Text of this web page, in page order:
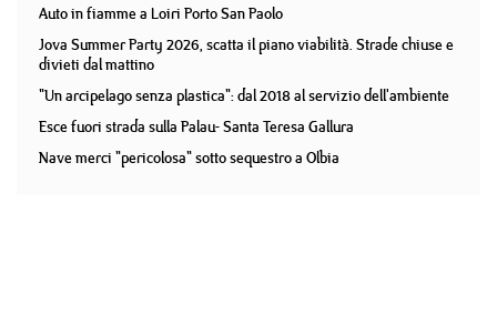
Auto in fiamme a Loiri Porto San Paolo
Jova Summer Party 2026, scatta il piano viabilità. Strade chiuse e
divieti dal mattino
"Un arcipelago senza plastica": dal 2018 al servizio dell'ambiente
Esce fuori strada sulla Palau- Santa Teresa Gallura
Nave merci "pericolosa" sotto sequestro a Olbia